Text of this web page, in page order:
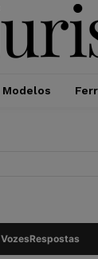
Modelos
VozesRespostas